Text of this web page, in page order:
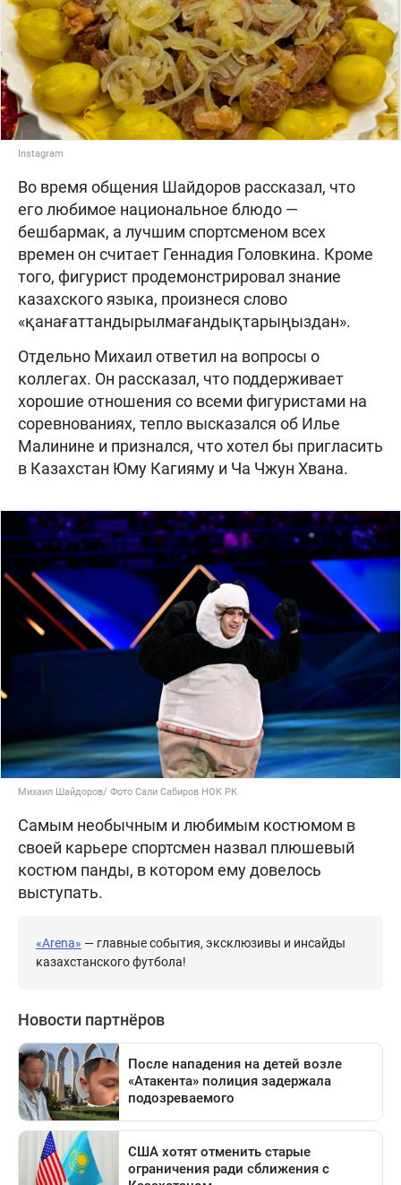
Instagram
Во время общения Шайдоров рассказал, что
его любимое национальное блюдо —
бешбармак, а лучшим спортсменом всех
времен он считает Геннадия Головкина. Кроме
того, фигурист продемонстрировал знание
казахского языка, произнеся слово
«қанағаттандырылмағандықтарыңыздан».
Отдельно Михаил ответил на вопросы о
коллегах. Он рассказал, что поддерживает
хорошие отношения со всеми фигуристами на
соревнованиях, тепло высказался об Илье
Малинине и признался, что хотел бы пригласить
в Казахстан Юму Кагияму и Ча Чжун Хвана.
Михаил Шайдоров/ Фото Сали Сабиров НОК РК
Самым необычным и любимым костюмом в
своей карьере спортсмен назвал плюшевый
костюм панды, в котором ему довелось
выступать.
«Arena» — главные события, эксклюзивы и инсайды
казахстанского футбола!